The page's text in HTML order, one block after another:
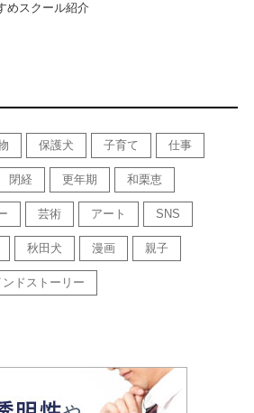
めスクール紹介
保護犬 子育て 仕事
閉経 更年期 和栗恵
芸術 アート SNS
秋田犬 漫画 親子
ドストーリー